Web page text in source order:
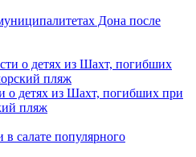
Дона после
о детях из Шахт, погибших при
пляж